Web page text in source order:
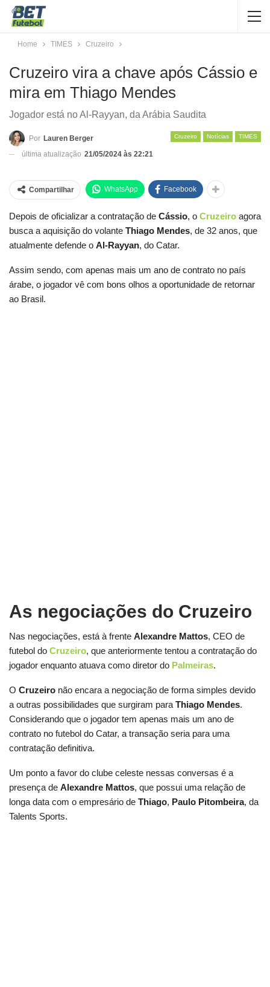
Home TIMES Cruzeiro
Cruzeiro vira a chave após Cássio e
mira em Thiago Mendes
Jogador está no Al-Rayyan, da Arábia Saudita
Cruzeiro Notícias TIMES
Por Lauren Berger
última atualização 21/05/2024 às 22:21
Compartilhar WhatsApp Facebook
Depois de oficializar a contratação de Cássio, o Cruzeiro agora
busca a aquisição do volante Thiago Mendes, de 32 anos, que
atualmente defende o Al-Rayyan, do Catar.
Assim sendo, com apenas mais um ano de contrato no país
árabe, o jogador vê com bons olhos a oportunidade de retornar
ao Brasil.
As negociações do Cruzeiro
Nas negociações, está à frente Alexandre Mattos, CEO de
futebol do Cruzeiro, que anteriormente tentou a contratação do
jogador enquanto atuava como diretor do Palmeiras.
O Cruzeiro não encara a negociação de forma simples devido
a outras possibilidades que surgiram para Thiago Mendes.
Considerando que o jogador tem apenas mais um ano de
contrato no futebol do Catar, a transação seria para uma
contratação definitiva.
Um ponto a favor do clube celeste nessas conversas é a
presença de Alexandre Mattos, que possui uma relação de
longa data com o empresário de Thiago, Paulo Pitombeira, da
Talents Sports.